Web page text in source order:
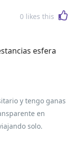
0 likes this
esfera
y tengo ganas
en
solo.
alicante[/url] ?